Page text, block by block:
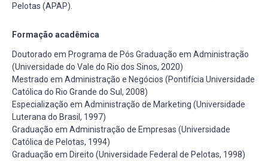
Pelotas (APAP).
Formação acadêmica
Doutorado em Programa de Pós Graduação em Administração
(Universidade do Vale do Rio dos Sinos, 2020)
Mestrado em Administração e Negócios (Pontifícia Universidade
Católica do Rio Grande do Sul, 2008)
Especialização em Administração de Marketing (Universidade
Luterana do Brasil, 1997)
Graduação em Administração de Empresas (Universidade
Católica de Pelotas, 1994)
Graduação em Direito (Universidade Federal de Pelotas, 1998)